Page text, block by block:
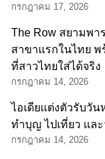
กรกฎาคม 17, 2026
The Row สยามพ
สาขาแรกในไทย
ที่สาวไทยใส่ได้จริง
กรกฎาคม 14, 2026
ไอเดียแต่งตัวรับวั
ทำบุญ ไปเที่ยว แล
กรกฎาคม 14, 2026